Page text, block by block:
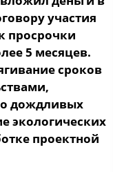
участия
просрочки
5 месяцев.
сроков
дождливых
экологических
проектной